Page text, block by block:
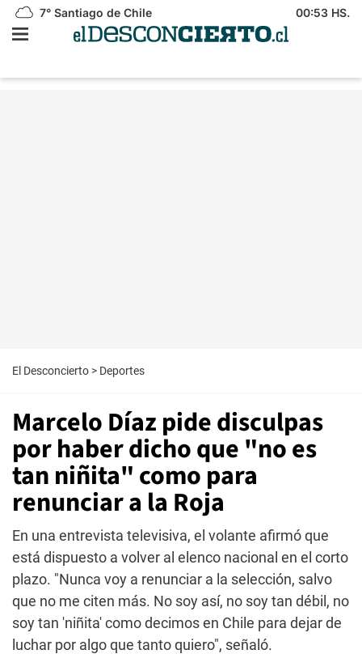
7° Santiago de Chile 00:53 HS.
El Desconcierto > Deportes
Marcelo Díaz pide disculpas
por haber dicho que "no es
tan niñita" como para
renunciar a la Roja
En una entrevista televisiva, el volante afirmó que
está dispuesto a volver al elenco nacional en el corto
plazo. "Nunca voy a renunciar a la selección, salvo
que no me citen más. No soy así, no soy tan débil, no
soy tan 'niñita' como decimos en Chile para dejar de
luchar por algo que tanto quiero", señaló.